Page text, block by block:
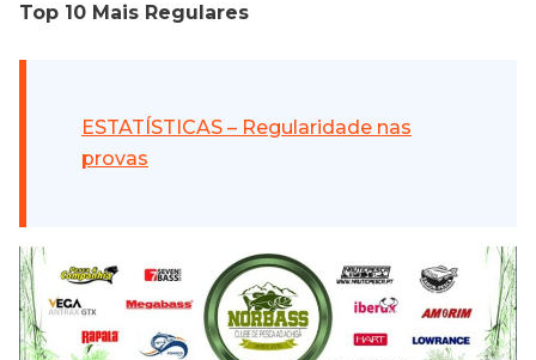
Top 10 Mais Regulares
ESTATÍSTICAS – Regularidade nas
provas